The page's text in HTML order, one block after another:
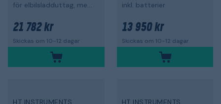
för elbilsladduttag, med testadapter
21 782 kr
Skickas om 10-12 dagar
inkl. batterier
13 950 kr
Skickas om 10-12 dagar
HT INSTRUMENTS HT INSTRUMENTS